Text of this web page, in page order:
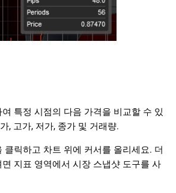
특정 시점의 다음 가격을 비교할 수 있
, 고가, 저가, 종가 및 거래량.
클릭하고 차트 위에 커서를 올리세요. 더
지표 영역에서 시장 스냅샷 도구를 사